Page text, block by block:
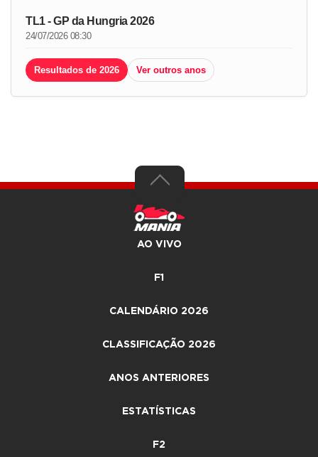
TL1 - GP da Hungria 2026
24/07/2026 08:30
Resultados de 2026 Ver outros anos
AO VIVO
F1
CALENDÁRIO 2026
CLASSIFICAÇÃO 2026
ANOS ANTERIORES
ESTATÍSTICAS
F2